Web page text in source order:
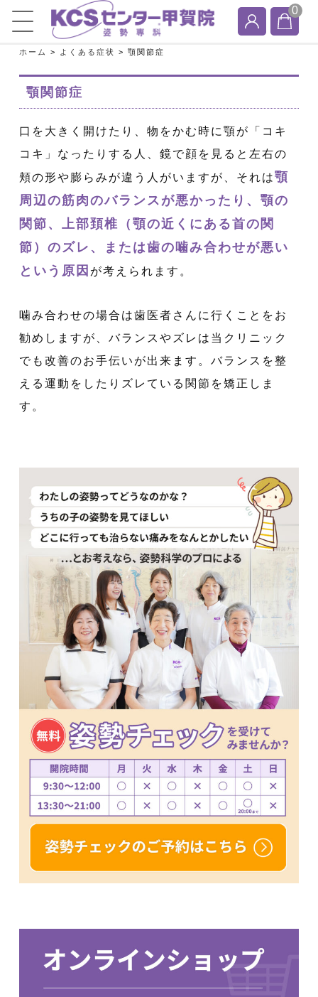
0
ホーム > よくある症状 > 顎関節症
顎関節症
口を大きく開けたり、物をかむ時に顎が「コキ
コキ」なったりする人、鏡で顔を見ると左右の
頬の形や膨らみが違う人がいますが、それは顎
周辺の筋肉のバランスが悪かったり、顎の
関節、上部頚椎（顎の近くにある首の関
節）のズレ、または歯の噛み合わせが悪い
という原因 が考えられます。
噛み合わせの場合は歯医者さんに行くことをお
勧めしますが、バランスやズレは当クリニック
でも改善のお手伝いが出来ます。バランスを整
える運動をしたりズレている関節を矯正しま
す。